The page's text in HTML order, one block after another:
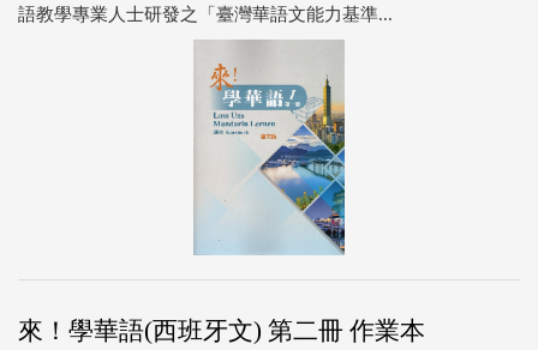
語教學專業人士研發之「臺灣華語文能力基準...
來！學華語(西班牙文) 第二冊 作業本